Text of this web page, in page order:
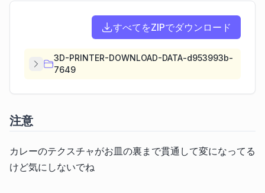
すべてをZIPでダウンロード
3D-PRINTER-DOWNLOAD-DATA-d953993b-
7649
注意
カレーのテクスチャがお皿の裏まで貫通して変になってる
けど気にしないでね